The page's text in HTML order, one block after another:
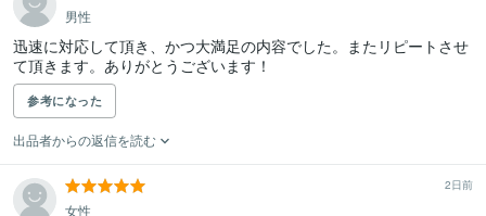
男性
迅速に対応して頂き、かつ大満足の内容でした。またリピートさせ
て頂きます。ありがとうございます！
参考になった
出品者からの返信を読む
2日前
女性